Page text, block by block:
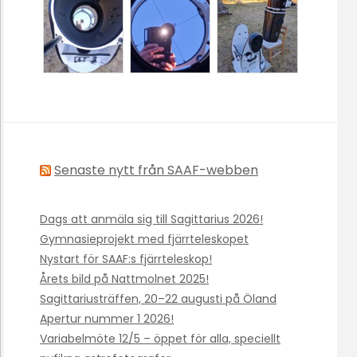
Senaste nytt från SAAF-webben
Dags att anmäla sig till Sagittarius 2026!
Gymnasieprojekt med fjärrteleskopet
Nystart för SAAF:s fjärrteleskop!
Årets bild på Nattmolnet 2025!
Sagittariusträffen, 20–22 augusti på Öland
Apertur nummer 1 2026!
Variabelmöte 12/5 – öppet för alla, speciellt